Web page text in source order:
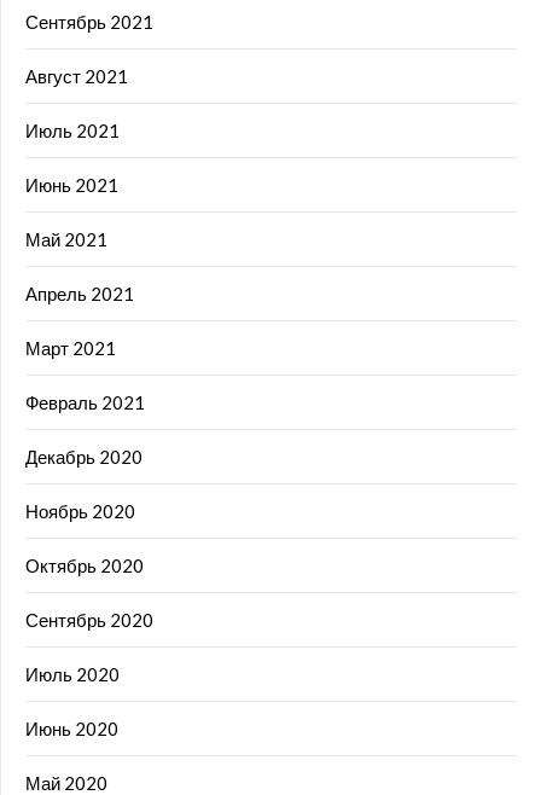
Сентябрь 2021
Август 2021
Июль 2021
Июнь 2021
Май 2021
Апрель 2021
Март 2021
Февраль 2021
Декабрь 2020
Ноябрь 2020
Октябрь 2020
Сентябрь 2020
Июль 2020
Июнь 2020
Май 2020